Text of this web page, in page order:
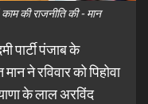
की राजनीति की - मान
पार्टी पंजाब के
ने रविवार को पिहोवा
के लाल अरविंद